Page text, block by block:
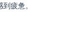
疲惫。